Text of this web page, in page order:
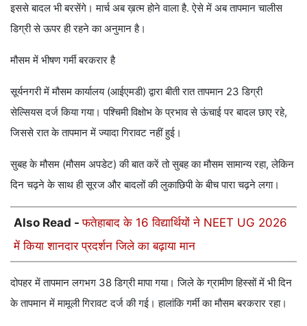
इससे बादल भी बरसेंगे। मार्च अब ख़त्म होने वाला है. ऐसे में अब तापमान चालीस
डिग्री से ऊपर ही रहने का अनुमान है।
मौसम में भीषण गर्मी बरकरार है
सूर्यनगरी में मौसम कार्यालय (आईएमडी) द्वारा बीती रात तापमान 23 डिग्री
सेल्सियस दर्ज किया गया। पश्चिमी विक्षोभ के प्रभाव से ऊंचाई पर बादल छाए रहे,
जिससे रात के तापमान में ज्यादा गिरावट नहीं हुई।
सुबह के मौसम (मौसम अपडेट) की बात करें तो सुबह का मौसम सामान्य रहा, लेकिन
दिन चढ़ने के साथ ही सूरज और बादलों की लुकाछिपी के बीच पारा चढ़ने लगा।
Also Read -फतेहाबाद के 16 विद्यार्थियों ने NEET UG 2026
में किया शानदार प्रदर्शन जिले का बढ़ाया मान
दोपहर में तापमान लगभग 38 डिग्री मापा गया। जिले के ग्रामीण हिस्सों में भी दिन
के तापमान में मामूली गिरावट दर्ज की गई। हालांकि गर्मी का मौसम बरकरार रहा।